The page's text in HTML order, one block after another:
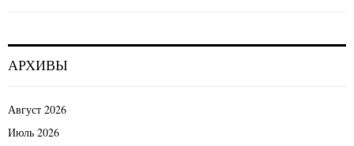
АРХИВЫ
Август 2026
Июль 2026